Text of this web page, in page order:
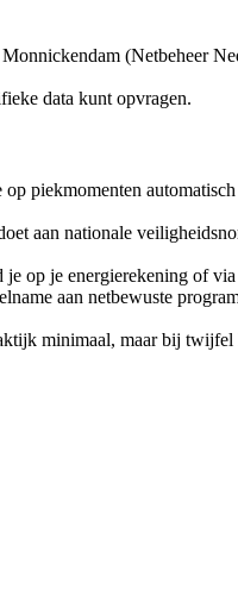
(Netbeheer
data kunt opvragen.
piekmomenten
aan nationale
je op je energierekening of
aan netbewuste
minimaal, maar bij twijfel